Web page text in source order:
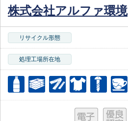
株式会社アルファ環境
リサイクル形態
処理工場所在地